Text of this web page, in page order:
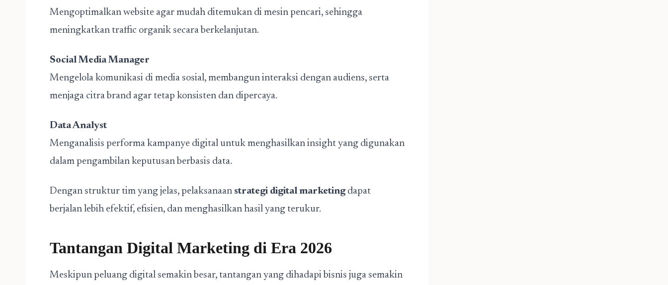
Mengoptimalkan website agar mudah ditemukan di mesin pencari, sehingga
meningkatkan traffic organik secara berkelanjutan.
Social Media Manager
Mengelola komunikasi di media sosial, membangun interaksi dengan audiens, serta
menjaga citra brand agar tetap konsisten dan dipercaya.
Data Analyst
Menganalisis performa kampanye digital untuk menghasilkan insight yang digunakan
dalam pengambilan keputusan berbasis data.
Dengan struktur tim yang jelas, pelaksanaan strategi digital marketingdapat
berjalan lebih efektif, efisien, dan menghasilkan hasil yang terukur.
Tantangan Digital Marketing di Era 2026
Meskipun peluang digital semakin besar, tantangan yang dihadapi bisnis juga semakin